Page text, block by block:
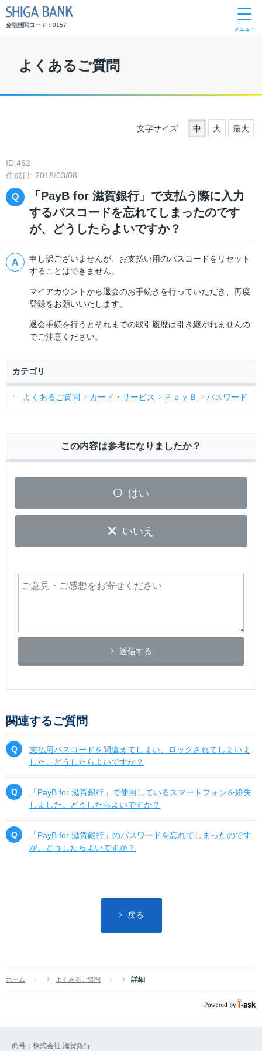
金融機関コード：0157
メニュー
よくあるご質問
文字サイズ 中 大 最大
ID:462
作成日: 2018/03/08
「PayB for 滋賀銀行」で支払う際に入力
するパスコードを忘れてしまったのです
が、どうしたらよいですか？
申し訳ございませんが、お支払い用のパスコードをリセット
することはできません。
マイアカウントから退会のお手続きを行っていただき、再度
登録をお願いいたします。
退会手続を行うとそれまでの取引履歴は引き継がれませんの
でご注意ください。
カテゴリ
よくあるご質問 カード・サービス ＰａｙＢ パスワード
この内容は参考になりましたか？
はい
いいえ
送信する
関連するご質問
支払用パスコードを間違えてしまい、ロックされてしまいま
した。どうしたらよいですか？
「PayB for 滋賀銀行」で使用しているスマートフォンを紛失
しました。どうしたらよいですか？
「PayB for 滋賀銀行」のパスワードを忘れてしまったのです
が、どうしたらよいですか？
戻る
ホーム よくあるご質問 詳細
商号：株式会社 滋賀銀行